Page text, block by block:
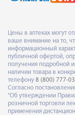
Цены в аптеках могут
ваше внимание на то,
информационный
публичной офертой,
получения подробной
наличии товара в
телефону 8 (800) 777-
Согласно
"Об утверждении
розничной торговли
применения